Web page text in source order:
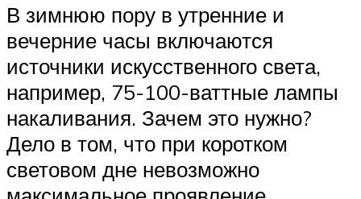
В зимнюю пору в утренние и
вечерние часы включаются
источники искусственного света,
например, 75-100-ваттные лампы
накаливания. Зачем это нужно?
Дело в том, что при коротком
световом дне невозможно